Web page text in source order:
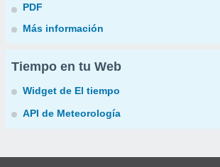
PDF
Más información
Tiempo en tu Web
Widget de El tiempo
API de Meteorología